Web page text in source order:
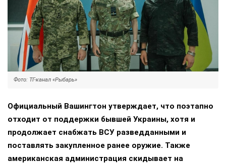
Фото: ТГ-канал «Рыбарь»
Официальный Вашингтон утверждает, что поэтапно
отходит от поддержки бывшей Украины, хотя и
продолжает снабжать ВСУ разведданными и
поставлять закупленное ранее оружие. Также
американская администрация скидывает на